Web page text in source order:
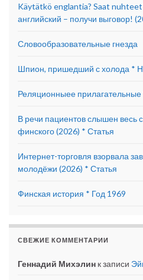
Käytätkö englantia? Saat
английский – получи выговор!
Словообразовательные гнезда
Шпион, пришедший с холода *
Реляционныее
В речи пациентов слышен весь
финского (2026) * Статья
Интернет-торговля взорвала
молодёжи (2026) * Статья
Финская история * Год 1969
СВЕЖИЕ КОММЕНТАРИИ
Геннадий Михэлин к записи